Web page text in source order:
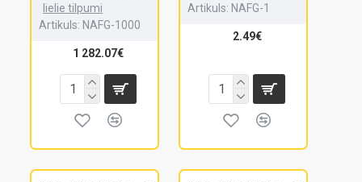
lielie tilpumi
Artikuls: NAFG-1000
1 282.07€
Artikuls: NAFG-1
2.49€